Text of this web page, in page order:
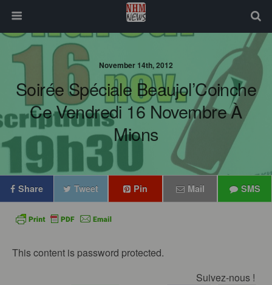
November 14th, 2012
Soirée Spéciale Beaujol’Coinche
Ce Vendredi 16 Novembre À
Mions
Share Tweet Pin Mail SMS
This content is password protected.
Suivez-nous !